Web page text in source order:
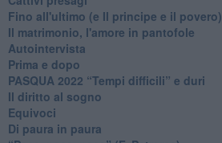
Fino all'ultimo (e Il principe e il povero)
Il matrimonio, l'amore in pantofole
Autointervista
Prima e dopo
​PASQUA 2022 “Tempi difficili” e duri
Il diritto al sogno
Equivoci
Di paura in paura